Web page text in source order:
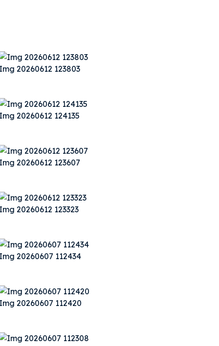
20260612 123803
20260612 124135
20260612 123607
20260612 123323
20260607 112434
20260607 112420